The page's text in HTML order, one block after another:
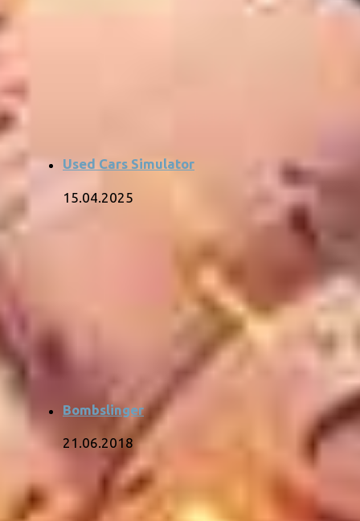
Used Cars Simulator
15.04.2025
Bombslinger
21.06.2018